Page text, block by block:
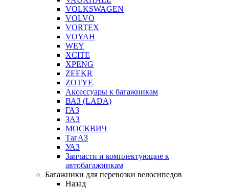
VOLKSWAGEN
VOLVO
VORTEX
VOYAH
WEY
XCITE
XPENG
ZEEKR
ZOTYE
Аксессуары к багажникам
ВАЗ (LADA)
ГАЗ
ЗАЗ
МОСКВИЧ
ТагАЗ
УАЗ
Запчасти и комплектующие к
автобагажникам
Багажники для перевозки велосипедов
Назад